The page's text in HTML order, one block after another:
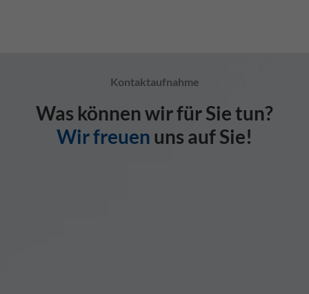
Kontaktaufnahme
Was können wir für Sie tun?
Wir freuen uns auf Sie!